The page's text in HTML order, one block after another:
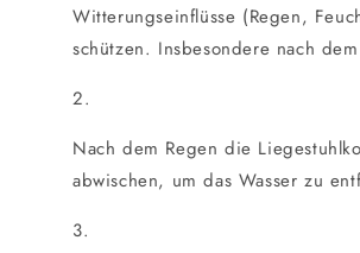
Witterungseinflüsse (Regen,
schützen. Insbesondere nach
Nach dem Regen die
abwischen, um das Wasser zu